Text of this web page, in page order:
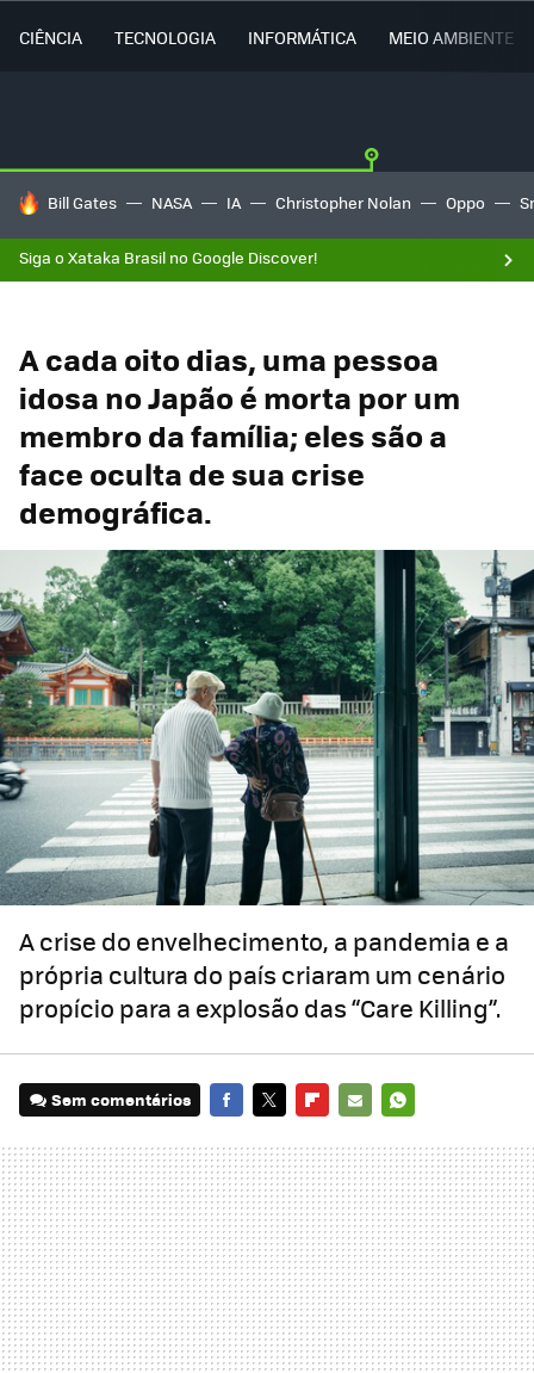
CIÊNCIA TECNOLOGIA INFORMÁTICA MEIO AMBIENTE
TENDÊNCIAS DO DIA
Bill Gates NASA IA Christopher Nolan Oppo
Siga o Xataka Brasil no Google Discover!
A cada oito dias, uma pessoa
idosa no Japão é morta por um
membro da família; eles são a
face oculta de sua crise
demográfica.
A crise do envelhecimento, a pandemia e a
própria cultura do país criaram um cenário
propício para a explosão das “Care Killing”.
Sem comentários
MAIL